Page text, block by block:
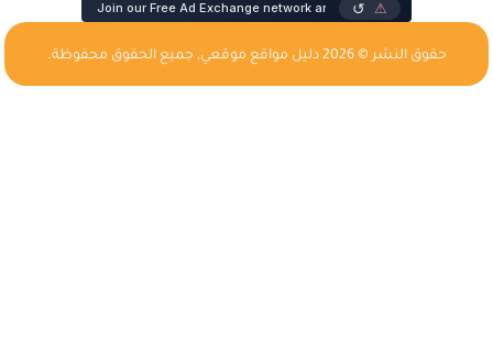
حقوق النشر © 2026 دليل مواقع موقعي , جميع الحقوق محفوظة.